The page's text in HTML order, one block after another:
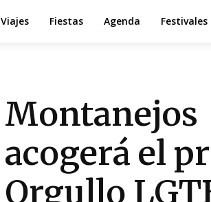
Viajes Fiestas Agenda Festivales
Montanejos
acogerá el
Orgullo